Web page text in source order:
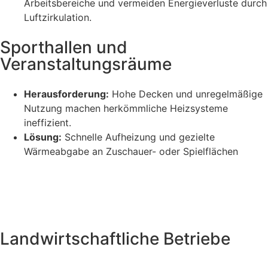
Arbeitsbereiche und vermeiden Energieverluste durch
Luftzirkulation.
Sporthallen und
Veranstaltungsräume​
Herausforderung: Hohe Decken und unregelmäßige
Nutzung machen herkömmliche Heizsysteme
ineffizient.
Lösung: Schnelle Aufheizung und gezielte
Wärmeabgabe an Zuschauer- oder Spielflächen
Landwirtschaftliche Betriebe​